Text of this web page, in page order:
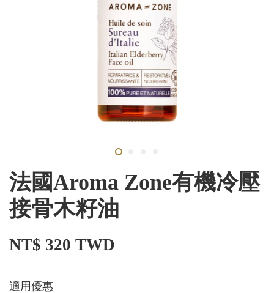
法國Aroma Zone有機冷壓
接骨木籽油
NT$ 320 TWD
適用優惠